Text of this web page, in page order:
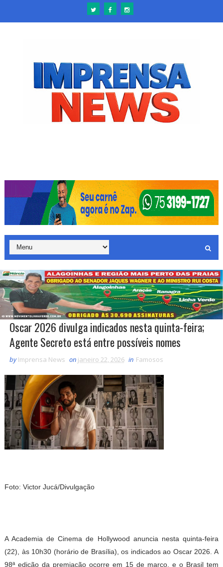
Oscar 2026 divulga indicados nesta quinta-feira;
Agente Secreto está entre possíveis nomes
by Imprensa News on janeiro 22, 2026 in Famosos
Foto: Victor Jucá/Divulgação
A Academia de Cinema de Hollywood anuncia nesta quinta-feira
(22), às 10h30 (horário de Brasília), os indicados ao Oscar 2026. A
98ª edição da premiação ocorre em 15 de março, e o Brasil tem